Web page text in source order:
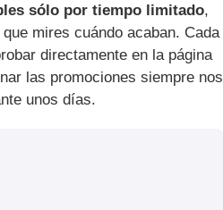
sólo por tiempo limitado,
mires cuándo acaban. Cada
directamente en la página
las promociones siempre nos
unos días.